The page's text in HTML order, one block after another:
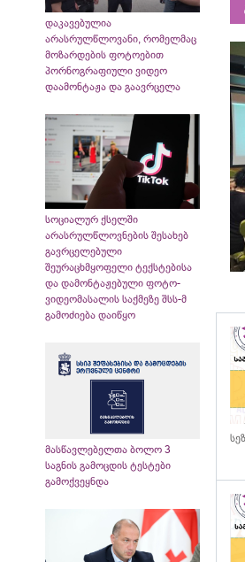
დაკავებულია
არასრულწლოვანი, რომელმაც
მოზარდების ფოტოებით
პორნოგრაფიული ვიდეო
დაამონტაჟა და გაავრცელა
სოციალურ ქსელში
არასრულწლოვნების შესახებ
გავრცელებული
შეურაცხმყოფელი ტექსტებისა
და დამონტაჟებული ფოტო-
ვიდეომასალის საქმეზე შსს-მ
გამოძიება დაიწყო
მასწავლებელთა ბოლო 3
საგნის გამოცდის ტესტები
გამოქვეყნდა